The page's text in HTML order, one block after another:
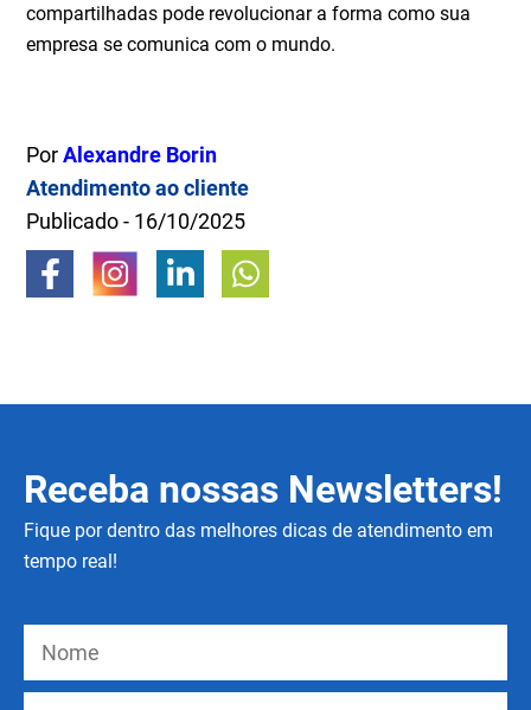
PorAlexandre Borin
Atendimento ao cliente
Publicado - 16/10/2025
compartilhadas pode revolucionar a forma como sua
empresa se comunica com o mundo.
Receba nossas Newsletters!
Fique por dentro das melhores dicas de atendimento em
tempo real!